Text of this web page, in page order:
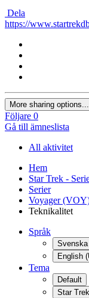
Dela
https://
More sharing options...
Följare 0
Gå till ämneslista
All aktivitet
Hem
Star Trek -
Serier
Voyager
Teknikalitet
Språk
English
Tema
Default
Star